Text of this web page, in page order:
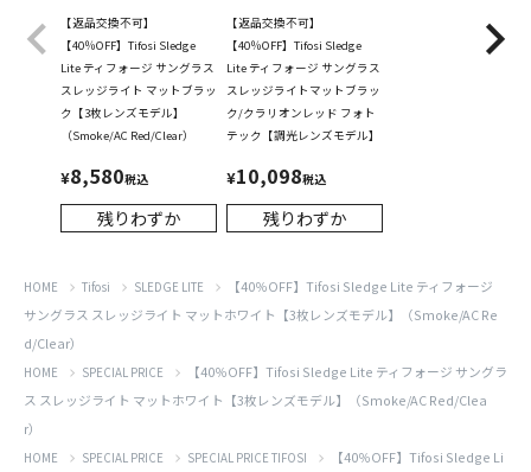
【返品交換不可】
【40％OFF】Tifosi Sledge
Lite ティフォージ サングラス
スレッジライト マットブラッ
ク【3枚レンズモデル】
（Smoke/AC Red/Clear）
¥8,580税込
残りわずか
【返品交換不可】
【40％OFF】Tifosi Sledge
Lite ティフォージ サングラス
スレッジライトマットブラッ
ク/クラリオンレッド フォト
テック【調光レンズモデル】
¥10,098税込
残りわずか
HOME Tifosi SLEDGE LITE
【40％OFF】Tifosi Sledge Lite ティフォージ
サングラス スレッジライト マットホワイト【3枚レンズモデル】（Smoke/AC Re
d/Clear）
HOME SPECIAL PRICE
【40％OFF】Tifosi Sledge Lite ティフォージ サングラ
ス スレッジライト マットホワイト【3枚レンズモデル】（Smoke/AC Red/Clea
r）
HOME SPECIAL PRICE SPECIAL PRICE TIFOSI
【40％OFF】Tifosi Sledge Li